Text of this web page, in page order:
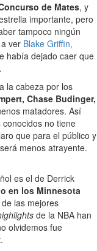
de Mates, y
importante, pero
tampoco ningún
ver Blake Griffin,
había dejado caer que
la cabeza por los
Chase Budinger,
matadores. Así
no tiene
que para el público y
menos atrayente.
es el de Derrick
en los Minnesota
las mejores
de la NBA han
olvidemos fue